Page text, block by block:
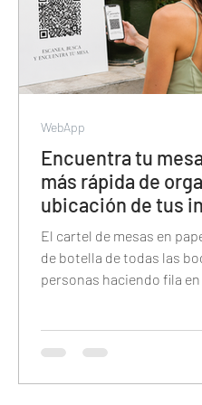
Encuentra tu
más rápida de
ubicación de tus
El cartel de mesas en
de botella de todas las
personas haciendo fila
explica cómo
nombre y encuentra su
WebApp